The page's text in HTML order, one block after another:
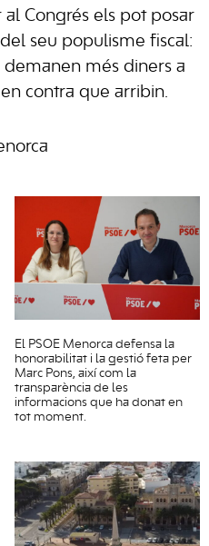
Congrés els pot posar
seu populisme fiscal:
més diners a
en contra que arribin.
El PSOE Menorca defensa la
honorabilitat i la gestió feta per
Marc Pons, així com la
transparència de les
informacions que ha donat en
tot moment.